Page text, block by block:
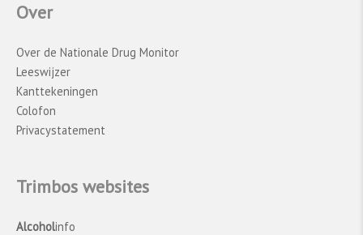
Over
Over de Nationale Drug Monitor
Leeswijzer
Kanttekeningen
Colofon
Privacystatement
Trimbos websites
Alcoholinfo